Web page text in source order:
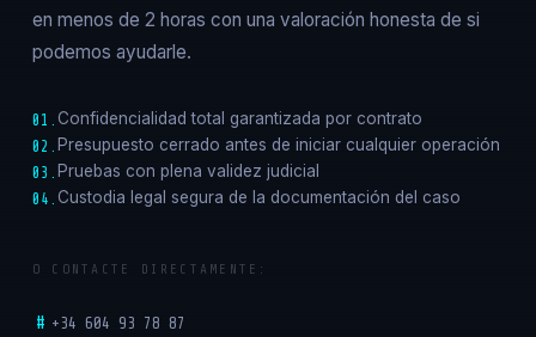
en menos de 2 horas con una valoración honesta de si
podemos ayudarle.
01. Confidencialidad total garantizada por contrato
02. Presupuesto cerrado antes de iniciar cualquier operación
03. Pruebas con plena validez judicial
04. Custodia legal segura de la documentación del caso
O CONTACTE DIRECTAMENTE:
# +34 604 93 78 87